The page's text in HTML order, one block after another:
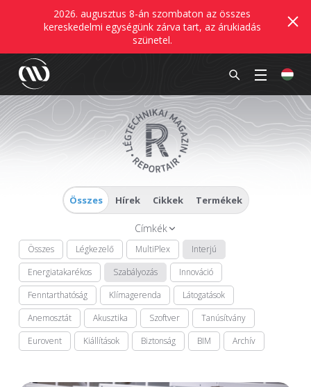
2026. augusztus 8-án szombaton az összes
kereskedelmi egységünk zárva tart, az árukiadás
szünetel.
Összes Hírek Cikkek Termékek
Címkék
Összes Légkezelő MultiPlex
Interjú
Energiatakarékos
Szabályozás
Innováció
Fenntarthatóság
Klímagerenda
Látogatások
Anemosztát
Akusztika Szoftver
Tanúsítvány
Eurovent
Kiállítások Biztonság BIM Archív